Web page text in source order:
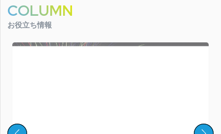
COLUMN
お役立ち情報